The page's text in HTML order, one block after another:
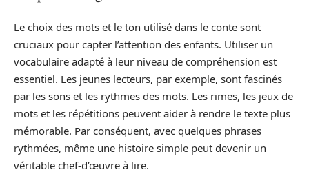
Le choix des mots et le ton utilisé dans le conte sont
cruciaux pour capter l’attention des enfants. Utiliser un
vocabulaire adapté à leur niveau de compréhension est
essentiel. Les jeunes lecteurs, par exemple, sont fascinés
par les sons et les rythmes des mots. Les rimes, les jeux de
mots et les répétitions peuvent aider à rendre le texte plus
mémorable. Par conséquent, avec quelques phrases
rythmées, même une histoire simple peut devenir un
véritable chef-d’œuvre à lire.